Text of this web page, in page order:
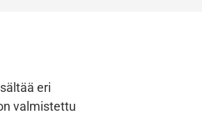
eri
valmistettu